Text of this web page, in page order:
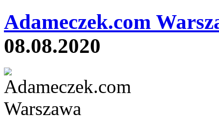
Adameczek.com
08.08.2020